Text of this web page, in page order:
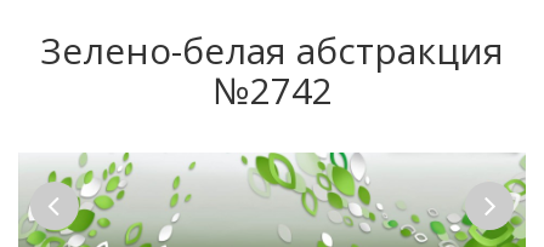
Зелено-белая абстракция
№2742